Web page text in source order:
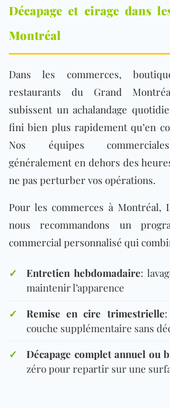
Décapage et cirage dans
Montréal
Dans les commerces,
restaurants du Grand
subissent un achalandage
fini bien plus rapidement qu’en
Nos équipes
généralement en dehors des
ne pas perturber vos opérations.
Pour les commerces à Montréal,
nous recommandons un
commercial personnalisé qui
✓ Entretien hebdomadaire:
maintenir l’apparence
✓
Remise en cire trimestrielle
couche supplémentaire sans
✓
Décapage complet annuel ou
zéro pour repartir sur une